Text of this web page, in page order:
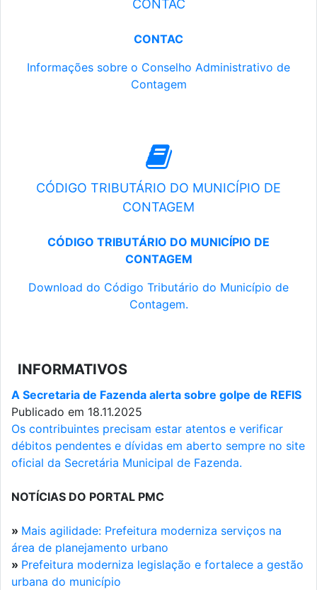
CONTAC
CONTAC
Informações sobre o Conselho Administrativo de
Contagem
CÓDIGO TRIBUTÁRIO DO MUNICÍPIO DE
CONTAGEM
CÓDIGO TRIBUTÁRIO DO MUNICÍPIO DE
CONTAGEM
Download do Código Tributário do Município de
Contagem.
INFORMATIVOS
A Secretaria de Fazenda alerta sobre golpe de REFIS
Publicado em 18.11.2025
Os contribuintes precisam estar atentos e verificar
débitos pendentes e dívidas em aberto sempre no site
oficial da Secretária Municipal de Fazenda.
NOTÍCIAS DO PORTAL PMC
» Mais agilidade: Prefeitura moderniza serviços na
área de planejamento urbano
» Prefeitura moderniza legislação e fortalece a gestão
urbana do município